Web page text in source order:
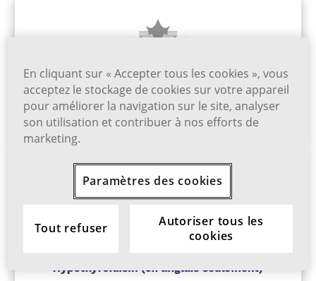
En cliquant sur « Accepter tous les cookies », vous
acceptez le stockage de cookies sur votre appareil
pour améliorer la navigation sur le site, analyser
son utilisation et contribuer à nos efforts de
marketing.
Paramètres des cookies
Tout refuser
Autoriser tous les
cookies